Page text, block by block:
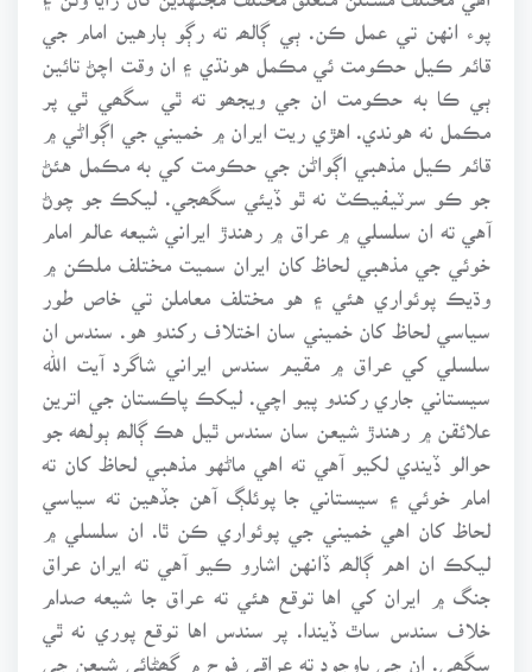
پوء انهن تي عمل ڪن. ٻي ڳالھہ ته رڳو ٻارهين امام جي
قائم ڪيل حڪومت ئي مڪمل هونڌي ۽ ان وقت اچڻ تائين
ٻي ڪا به حڪومت ان جي ويجھو ته ٿي سگھي ٿي پر
مڪمل نه هوندي. اهڙي ريت ايران ۾ خميني جي اڳواڻي ۾
قائم ڪيل مذهبي اڳواڻن جي حڪومت کي به مڪمل هئڻ
جو ڪو سرٽيفيڪٽ نه ٿو ڏيئي سگھجي. ليکڪ جو چوڻ
آهي ته ان سلسلي ۾ عراق ۾ رهندڙ ايراني شيعه عالم امام
خوئي جي مذهبي لحاظ کان ايران سميت مختلف ملڪن ۾
وڌيڪ پوئواري هئي ۽ هو مختلف معاملن تي خاص طور
سياسي لحاظ کان خميني سان اختلاف رکندو هو. سندس ان
سلسلي کي عراق ۾ مقيم سندس ايراني شاگرد آيت الله
سيستاني جاري رکندو پيو اچي. ليکڪ پاڪستان جي اترين
علائقن ۾ رهندڙ شيعن سان سندس ٿيل هڪ ڳالھ ٻولھه جو
حوالو ڏيندي لکيو آهي ته اهي ماڻهو مذهبي لحاظ کان ته
امام خوئي ۽ سيستاني جا پوئلڳ آهن جڏهين ته سياسي
لحاظ کان اهي خميني جي پوئواري ڪن ٿا. ان سلسلي ۾
ليکڪ ان اهم ڳالھہ ڏانهن اشارو ڪيو آهي ته ايران عراق
جنگ ۾ ايران کي اها توقع هئي ته عراق جا شيعه صدام
خلاف سندس ساٿ ڏيندا. پر سندس اها توقع پوري نه ٿي
سگھي. ان جي باوجود ته عراقي فوج ۾ گھڻائي شيعن جي